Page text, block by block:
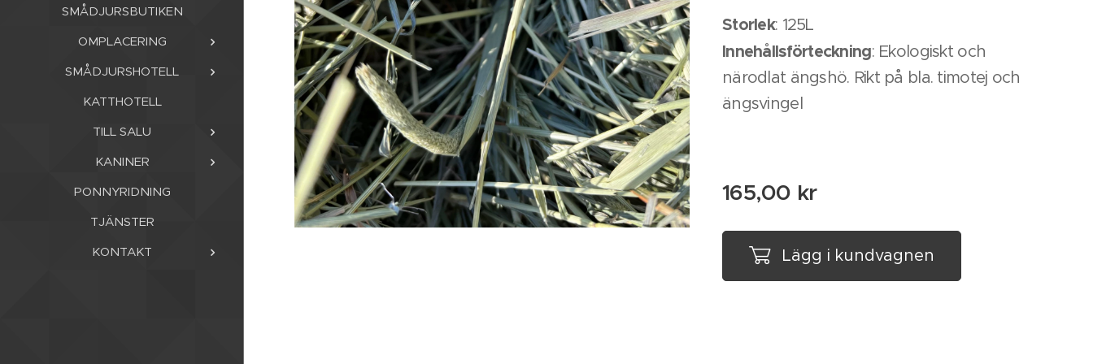
SMÅDJURSBUTIKEN
OMPLACERING
SMÅDJURSHOTELL
KATTHOTELL
TILL SALU
KANINER
PONNYRIDNING
TJÄNSTER
KONTAKT
Storlek: 125L
Innehållsförteckning: Ekologiskt och
närodlat ängshö. Rikt på bla. timotej och
ängsvingel
165,00 kr
Lägg i kundvagnen